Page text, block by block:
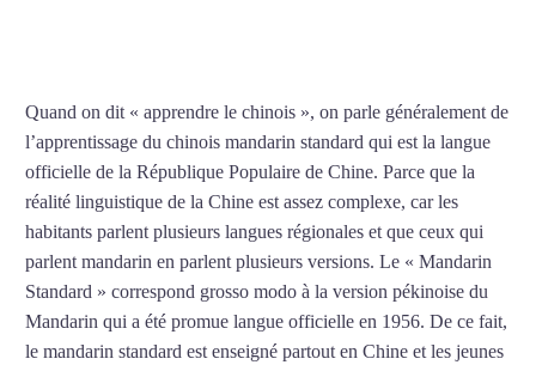
Quand on dit « apprendre le chinois », on parle généralement de
l’apprentissage du chinois mandarin standard qui est la langue
officielle de la République Populaire de Chine. Parce que la
réalité linguistique de la Chine est assez complexe, car les
habitants parlent plusieurs langues régionales et que ceux qui
parlent mandarin en parlent plusieurs versions. Le « Mandarin
Standard » correspond grosso modo à la version pékinoise du
Mandarin qui a été promue langue officielle en 1956. De ce fait,
le mandarin standard est enseigné partout en Chine et les jeunes